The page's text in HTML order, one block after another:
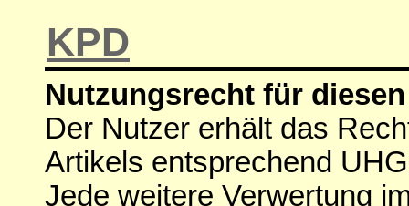
KPD
Nutzungsrecht für
Der Nutzer erhält das
Artikels entsprechend
Jede weitere Verwertung